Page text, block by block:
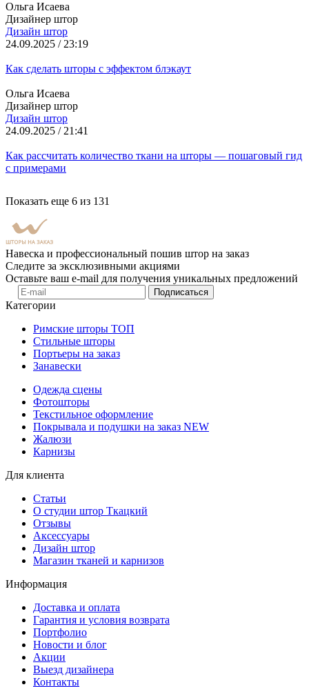
Ольга Исаева
Дизайнер штор
Дизайн штор
24.09.2025 / 23:19
Как сделать шторы с эффектом блэкаут
Ольга Исаева
Дизайнер штор
Дизайн штор
24.09.2025 / 21:41
Как рассчитать количество ткани на шторы — пошаговый гид
с примерами
Показать еще 6 из 131
Навеска и профессиональный пошив штор на заказ
Следите за эксклюзивными акциями
Оставьте ваш e-mail для получения уникальных предложений
Подписаться
Категории
Римские шторы ТОП
Стильные шторы
Портьеры на заказ
Занавески
Одежда сцены
Фотошторы
Текстильное оформление
Покрывала и подушки на заказ NEW
Жалюзи
Карнизы
Для клиента
Статьи
О студии штор Ткацкий
Отзывы
Аксессуары
Дизайн штор
Магазин тканей и карнизов
Информация
Доставка и оплата
Гарантия и условия возврата
Портфолио
Новости и блог
Акции
Выезд дизайнера
Контакты